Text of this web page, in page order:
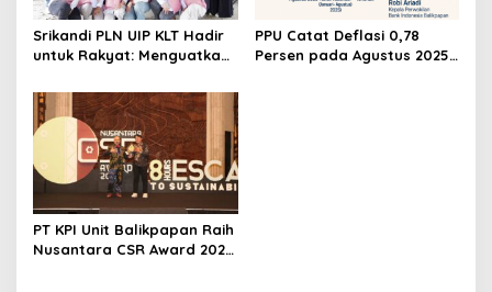
Srikandi PLN UIP KLT Hadir
untuk Rakyat: Menguatkan
Depan Anak Bangsa
PPU Catat Deflasi 0,78
Persen pada Agustus 2025,
PT KPI Unit Balikpapan Raih
Nusantara CSR Award 2025